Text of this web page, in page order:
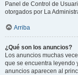
Panel de Control de
otorgados por La
Arriba
¿Qué son los anuncios?
Los anuncios muchas
que se encuentra leyendo
anuncios aparecen al